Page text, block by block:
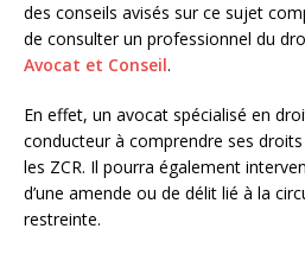
des conseils avisés sur ce sujet
de consulter un professionnel du
Avocat et Conseil.
En effet, un avocat spécialisé en
conducteur à comprendre ses
les ZCR. Il pourra également
d’une amende ou de délit lié à la
restreinte.